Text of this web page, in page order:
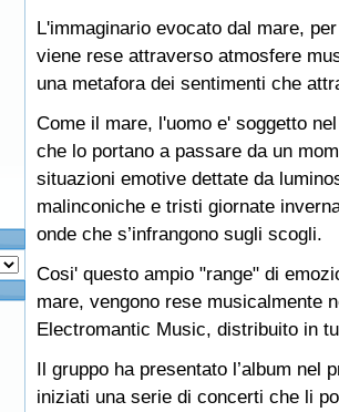
L'immaginario evocato dal mare,
viene rese attraverso atmosfere
una metafora dei sentimenti che
Come il mare, l'uomo e' soggetto
che lo portano a passare da un
situazioni emotive dettate da
malinconiche e tristi giornate
onde che s’infrangono sugli scogli.
Cosi' questo ampio "range" di
mare, vengono rese musicalmente
Electromantic Music, distribuito in
Il gruppo ha presentato l’album nel
iniziati una serie di concerti che li